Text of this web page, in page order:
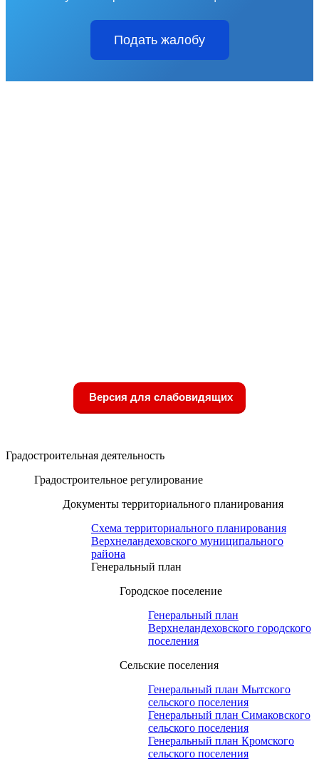
Подать жалобу
Версия для слабовидящих
Градостроительная деятельность
Градостроительное регулирование
Документы территориального планирования
Схема территориального планирования
Верхнеландеховского муниципального
района
Генеральный план
Городское поселение
Генеральный план
Верхнеландеховского городского
поселения
Сельские поселения
Генеральный план Мытского
сельского поселения
Генеральный план Симаковского
сельского поселения
Генеральный план Кромского
сельского поселения